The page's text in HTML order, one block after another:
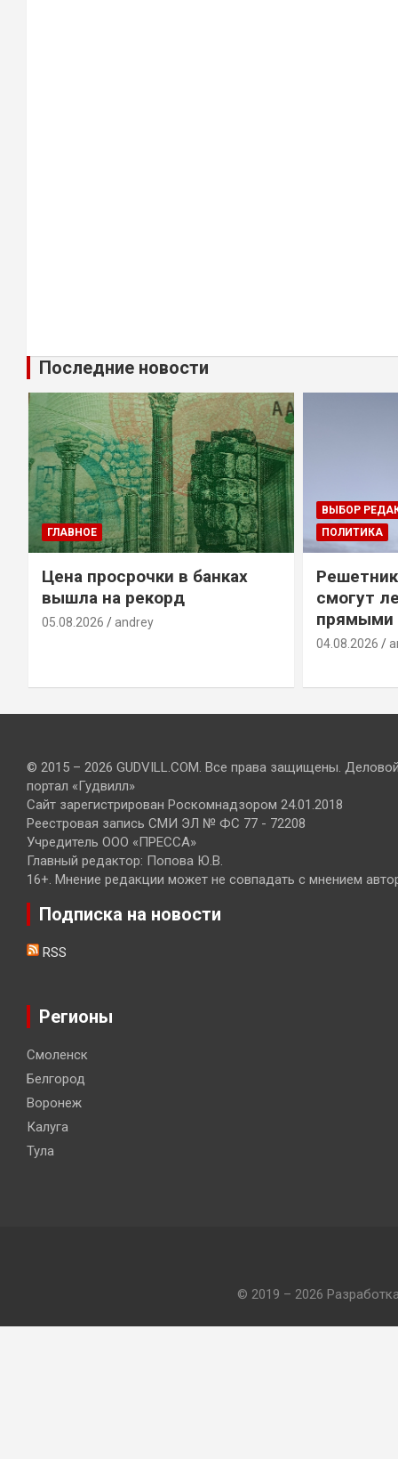
Последние новости
ГЛАВНОЕ
Цена просрочки в банках
вышла на рекорд
05.08.2026 andrey
ВЫБОР
ПОЛИТИКА
смогут
прямыми
04.08.2026
© 2015 – 2026 GUDVILL.COM. Все права защищены.
портал «Гудвилл»
Сайт зарегистрирован Роскомнадзором 24.01.2018
Реестровая запись СМИ ЭЛ № ФС 77 - 72208
Учредитель ООО «ПРЕССА»
Главный редактор: Попова Ю.В.
16+. Мнение редакции может не совпадать с мнением
Подписка на новости
RSS
Регионы
Смоленск
Белгород
Воронеж
Калуга
Тула
© 2019 – 2026